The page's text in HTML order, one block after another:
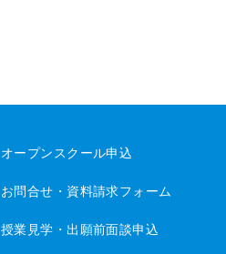
オープンスクール申込
お問合せ・資料請求フォーム
授業見学・出願前面談申込